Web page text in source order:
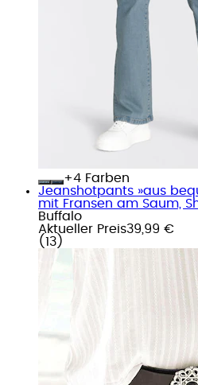
+
Farben
Jeanshotpants »aus
mit Fransen am Saum,
Buffalo
Aktueller Preis39,99 €
( 13 )